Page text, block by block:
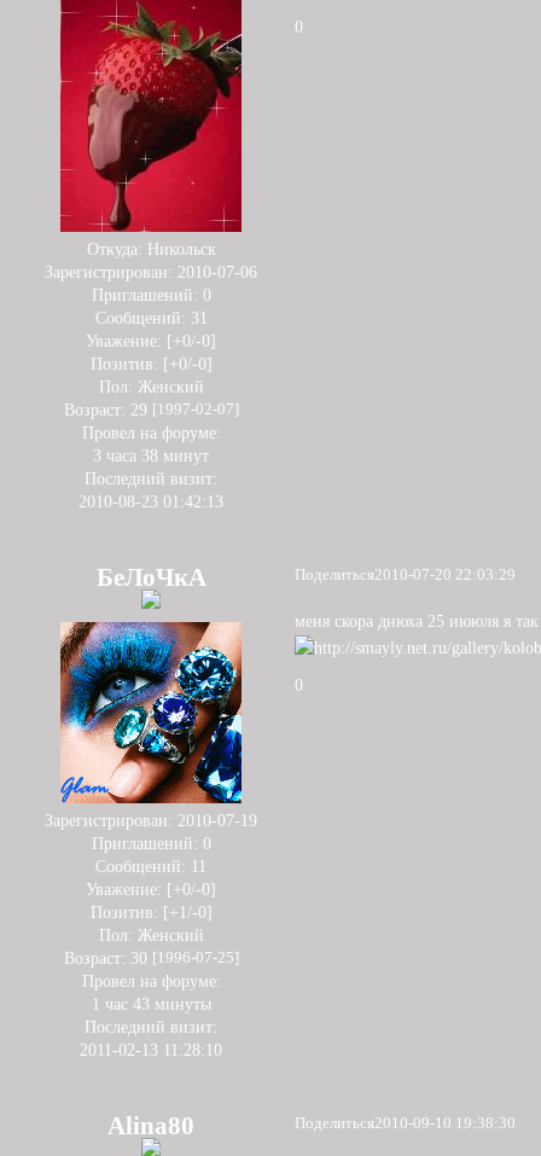
Откуда: Никольск
Зарегистрирован: 2010-07-06
Приглашений: 0
Сообщений: 31
Уважение: [+0/-0]
Позитив: [+0/-0]
Пол: Женский
Возраст: 29 [1997-02-07]
Провел на форуме:
3 часа 38 минут
Последний визит:
2010-08-23 01:42:13
0
Поделиться2010-07-20 22:03:29
БеЛоЧкА
Зарегистрирован: 2010-07-19
Приглашений: 0
Сообщений: 11
Уважение: [+0/-0]
Позитив: [+1/-0]
Пол: Женский
Возраст: 30 [1996-07-25]
Провел на форуме:
1 час 43 минуты
Последний визит:
2011-02-13 11:28:10
меня скора днюха 25 иююля я
0
Поделиться2010-09-10 19:38:30
Alina80